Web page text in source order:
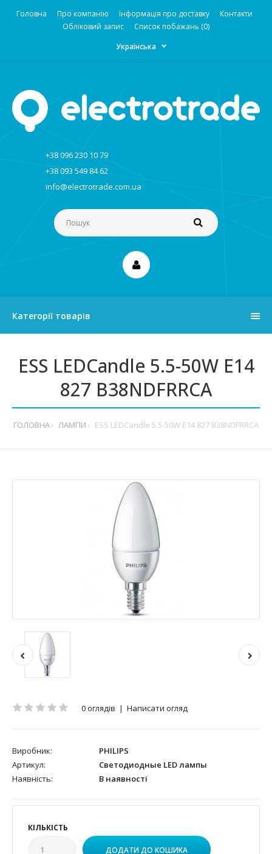
Головна Про компанію Інформація про доставку
Контакти
Обліковий запис
Список побажань (0)
Українська
+38 096 230 10 79
+38 093 549 84 62
info@electrotrade.com.ua
Категорії товарів
ESS LEDCandle 5.5-50W E14
827 B38NDFRRCA
ГОЛОВНА ЛАМПИ ESS LEDCandle 5.5-50W E14 827 B38NDFRRCA
0 оглядів | Написати огляд
Виробник:
PHILIPS
Артикул:
Светодиодные LED лампы
Наявність:
В наявності
КІЛЬКІСТЬ